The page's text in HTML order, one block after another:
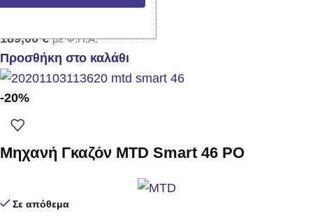
Σε απόθεμα
189,00€ με Φ.Π.Α.
Προσθήκη στο καλάθι
-20%
Μηχανή Γκαζόν MTD Smart 46 PO
Σε απόθεμα